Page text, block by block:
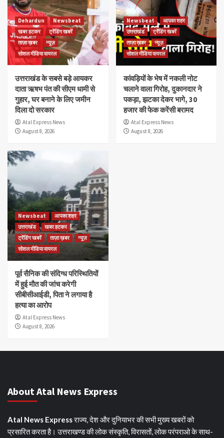
Dehardun
Newsbeat
खबर हटकर
ट्रेंडिंग खबरें
ताज़ा ख़बर
न्यूज़
सोशल मीडिया वायरल
उत्तराखंड के सबसे बड़े आयकर
दाता ऋषभ पंत की सीएम धामी से
गुहार, घर बनाने के लिए जमीन
दिला दो सरकार
Atal Express News
August 8, 2026
Newsbeat
आपका शहर
उत्तराखंड
ट्रेंडिंग खबरें
ताज़ा ख़बर
न्यूज़
सोशल मीडिया वायरल
कांवड़ियों के भेष में नकली नोट
चलाने वाला गिरोह, दुकानदार ने
पकड़ा, झटका देकर भागे, 30
हजार की फेक करेंसी बरामद
Atal Express News
August 8, 2026
Newsbeat
आपका शहर
उत्तराखंड
खबर हटकर
ट्रेंडिंग खबरें
ताज़ा ख़बर
न्यूज़
सोशल मीडिया वायरल
पूर्व सैनिक की संदिग्ध परिस्थितियों
में हुई मौत की जांच करेगी
सीबीसीआईडी, पिता ने लगाया है
हत्या का आरोप
Atal Express News
August 8, 2026
About Atal News Express
Atal News Expressराज्य, देश और दुनियाभर की सभी मुख्य खबरों को
प्रसारित करता है। उत्तराखण्ड की लोक संस्कृति, विरासतों, लोक परंपराओ के साथ-